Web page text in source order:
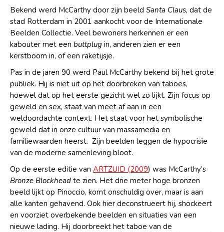
Bekend werd McCarthy door zijn beeld Santa Claus, dat de
stad Rotterdam in 2001 aankocht voor de Internationale
Beelden Collectie. Veel bewoners herkennen er een
kabouter met een buttplug in, anderen zien er een
kerstboom in, of een raketijsje.
Pas in de jaren 90 werd Paul McCarthy bekend bij het grote
publiek. Hij is niet uit op het doorbreken van taboes,
hoewel dat op het eerste gezicht wel zo lijkt. Zijn focus op
geweld en sex, staat van meet af aan in een
weldoordachte context. Het staat voor het symbolische
geweld dat in onze cultuur van massamedia en
familiewaarden heerst. Zijn beelden leggen de hypocrisie
van de moderne samenleving bloot.
Op de eerste editie van ARTZUID (2009) was McCarthy’s
Bronze Blockhead te zien. Het drie meter hoge bronzen
beeld lijkt op Pinoccio, komt onschuldig over, maar is aan
alle kanten gehavend. Ook hier deconstrueert hij, shockeert
en voorziet overbekende beelden en situaties van een
nieuwe lading. Hij doorbreekt het taboe van de